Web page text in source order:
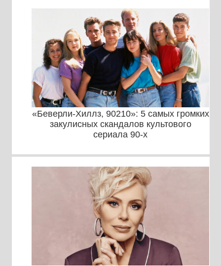
«Беверли-Хиллз, 90210»: 5 самых громких
закулисных скандалов культового
сериала 90-х